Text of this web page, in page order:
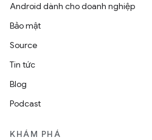
Android dành cho doanh nghiệp
Bảo mật
Source
Tin tức
Blog
Podcast
KHÁM PHÁ